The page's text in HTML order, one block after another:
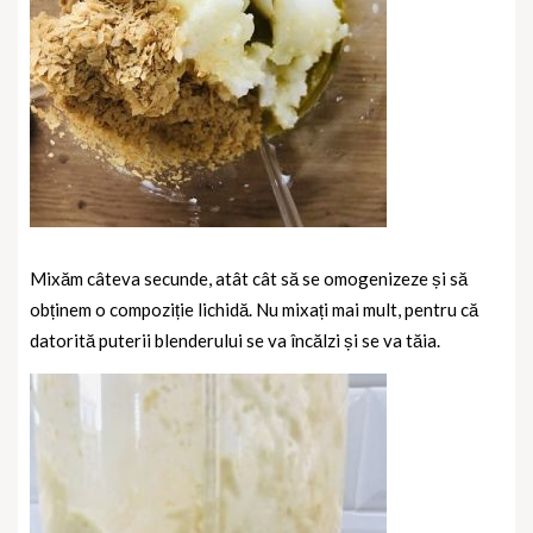
Mixăm câteva secunde, atât cât să se omogenizeze și să
obținem o compoziție lichidă. Nu mixați mai mult, pentru că
datorită puterii blenderului se va încălzi și se va tăia.